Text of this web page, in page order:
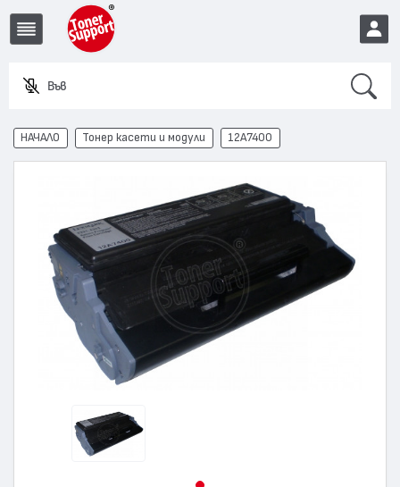
Въведете
EUR
НАЧАЛО Тонер касети и модули 12A7400